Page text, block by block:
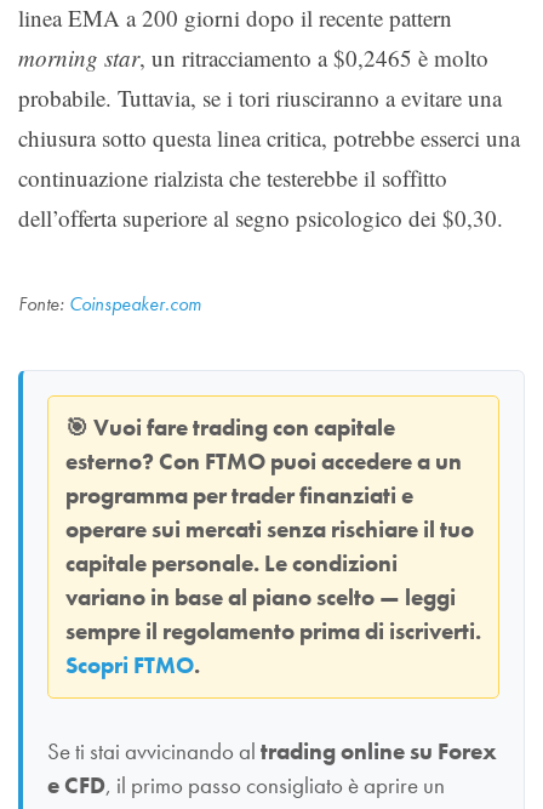
linea EMA a 200 giorni dopo il recente pattern
morning star, un ritracciamento a $0,2465 è molto
probabile. Tuttavia, se i tori riusciranno a evitare una
chiusura sotto questa linea critica, potrebbe esserci una
continuazione rialzista che testerebbe il soffitto
dell’offerta superiore al segno psicologico dei $0,30.
Fonte: Coinspeaker.com
🎯 Vuoi fare trading con capitale
esterno? Con FTMO puoi accedere a un
programma per trader finanziati e
operare sui mercati senza rischiare il tuo
capitale personale. Le condizioni
variano in base al piano scelto — leggi
sempre il regolamento prima di iscriverti.
Scopri FTMO.
Se ti stai avvicinando al trading online su Forex
e CFD, il primo passo consigliato è aprire un